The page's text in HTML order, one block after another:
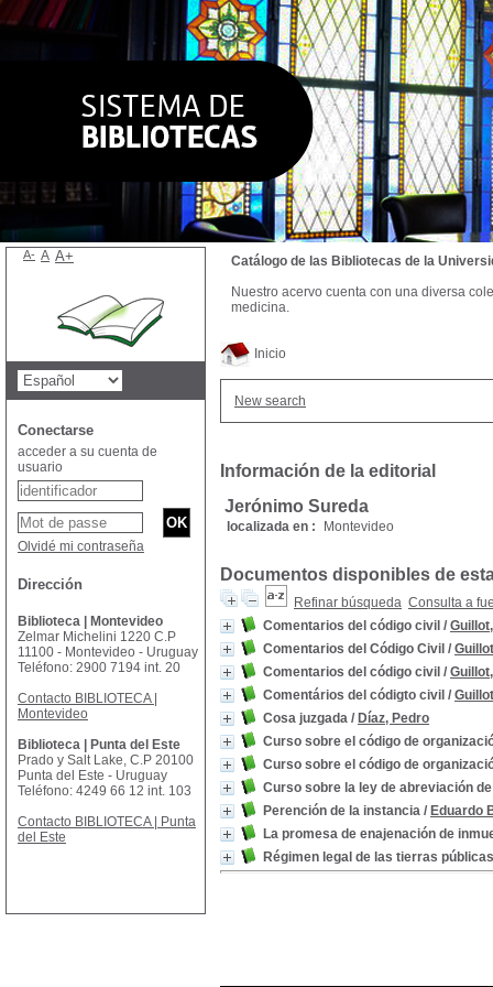
Inicio
New search
Información de la editorial
Jerónimo Sureda
localizada en : Montevideo
Documentos disponibles de
Refinar búsqueda Consulta a
Comentarios del código civil /
Comentarios del Código Civil /
Comentarios del código civil /
Comentários del códigto civil /
Cosa juzgada / Díaz, Pedro
Curso sobre el código de
Curso sobre el código de
Curso sobre la ley de abreviación
Perención de la instancia / Eduardo
La promesa de enajenación de
Régimen legal de las tierras
Catálogo de las Bibliotecas de la
Nuestro acervo cuenta con una diversa
medicina.
A- A A+
Conectarse
acceder a su cuenta de
usuario
Olvidé mi contraseña
Dirección
Biblioteca | Montevideo
Zelmar Michelini 1220 C.P
11100 - Montevideo - Uruguay
Teléfono: 2900 7194 int. 20
Contacto BIBLIOTECA |
Montevideo
Biblioteca | Punta del Este
Prado y Salt Lake, C.P 20100
Punta del Este - Uruguay
Teléfono: 4249 66 12 int. 103
Contacto BIBLIOTECA | Punta
del Este